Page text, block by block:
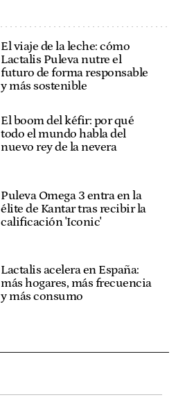
El viaje de la leche: cómo
Lactalis Puleva nutre el
futuro de forma responsable
y más sostenible
El boom del kéfir: por qué
todo el mundo habla del
nuevo rey de la nevera
Puleva Omega 3 entra en la
élite de Kantar tras recibir la
calificación 'Iconic'
Lactalis acelera en España:
más hogares, más frecuencia
y más consumo